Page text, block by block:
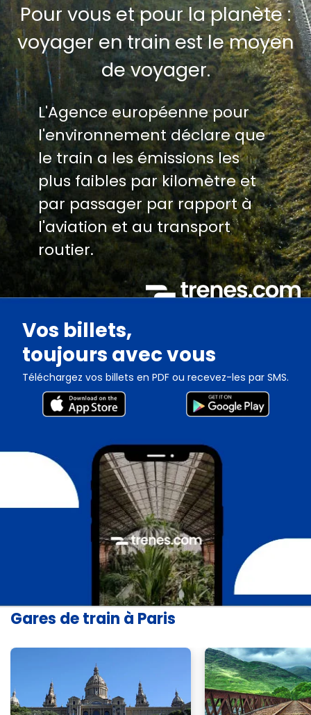
Pour vous et pour la planète :
voyager en train est le moyen
de voyager.
L'Agence européenne pour
l'environnement déclare que
le train a les émissions les
plus faibles par kilomètre et
par passager par rapport à
l'aviation et au transport
routier.
Vos billets,
toujours avec vous
Téléchargez vos billets en PDF ou recevez-les par SMS.
Gares de train à Paris